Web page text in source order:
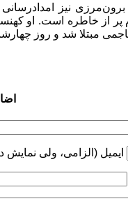
پر از خاطره است. او
ایمیل (الزامی، ولی نمایش